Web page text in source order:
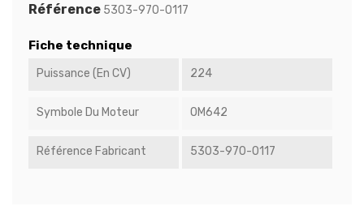
Référence 5303-970-0117
Fiche technique
Puissance (en CV) 224
Symbole Du Moteur OM642
Référence Fabricant 5303-970-0117